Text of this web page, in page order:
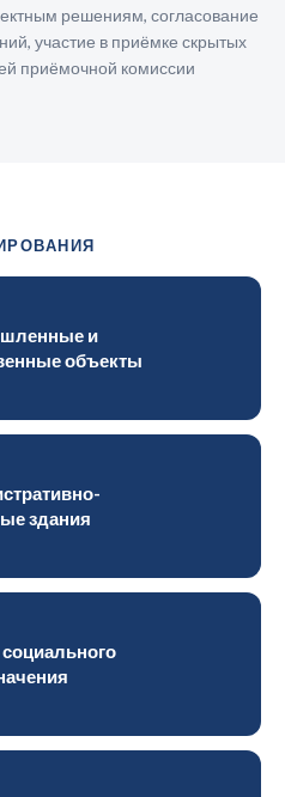
решениям, согласование
участие в приёмке скрытых
приёмочной комиссии
и
объекты
здания